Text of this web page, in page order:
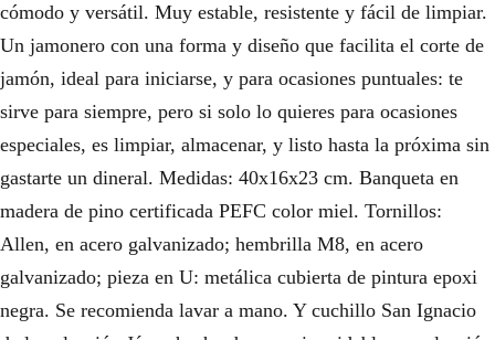
cómodo y versátil. Muy estable, resistente y fácil de limpiar.
Un jamonero con una forma y diseño que facilita el corte de
jamón, ideal para iniciarse, y para ocasiones puntuales: te
sirve para siempre, pero si solo lo quieres para ocasiones
especiales, es limpiar, almacenar, y listo hasta la próxima sin
gastarte un dineral. Medidas: 40x16x23 cm. Banqueta en
madera de pino certificada PEFC color miel. Tornillos:
Allen, en acero galvanizado; hembrilla M8, en acero
galvanizado; pieza en U: metálica cubierta de pintura epoxi
negra. Se recomienda lavar a mano. Y cuchillo San Ignacio